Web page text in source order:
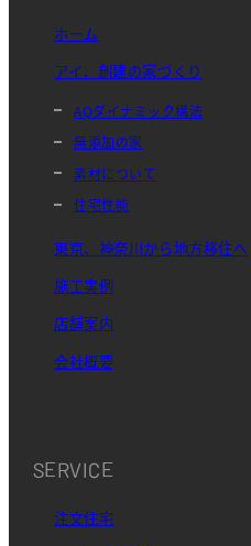
ホーム
アイ．創建の家づくり
AQダイナミック構法
無添加の家
素材について
住宅性能
東京、神奈川から地方移住へ
施工実例
店舗案内
会社概要
SERVICE
注文住宅